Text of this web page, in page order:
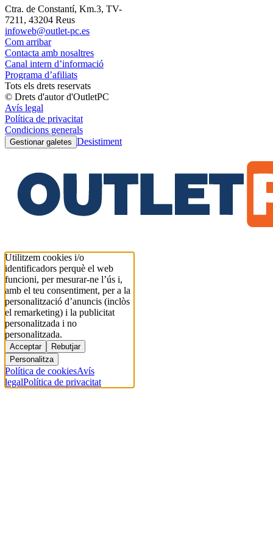
Ctra. de Constantí, Km.3, TV-
7211, 43204 Reus
infoweb@outlet-pc.es
Com arribar
Contacta amb nosaltres
Canal intern d’informació
Programa d’afiliats
Tots els drets reservats
© Drets d'autor d'OutletPC
Avís legal
Política de privacitat
Condicions generals
Gestionar galetes Desistiment
Utilitzem cookies i/o
identificadors perquè el web
funcioni, per mesurar-ne l’ús i,
amb el teu consentiment, per a la
personalització d’anuncis (inclòs
el remarketing) i la publicitat
personalitzada i no
personalitzada.
Acceptar
Rebutjar
Personalitza
Política de cookiesAvís
legalPolítica de privacitat